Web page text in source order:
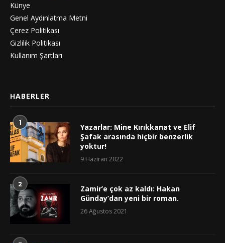
Künye
Genel Aydınlatma Metni
Çerez Politikası
Gizlilik Politikası
Kullanım Şartları
HABERLER
1
Yazarlar: Mine Kırıkkanat ve Elif
Şafak arasında hiçbir benzerlik
yoktur!
9 Haziran 2022
2
Zamir’e çok az kaldı: Hakan
Günday’dan yeni bir roman.
26 Ağustos 2021